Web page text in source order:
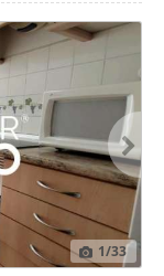
1/33